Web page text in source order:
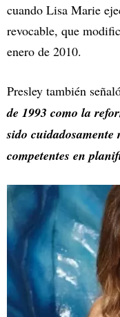
cuando Lisa Marie
revocable, que
enero de 2010.
Presley también
de 1993 como la
sido cuidadosamente
competentes en